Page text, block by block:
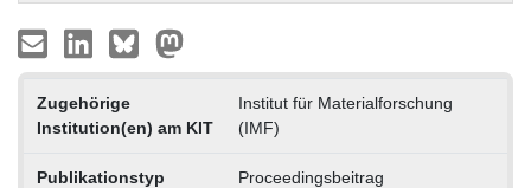
Zugehörige
Institution(en) am KIT
Institut für Materialforschung
(IMF)
Publikationstyp Proceedingsbeitrag